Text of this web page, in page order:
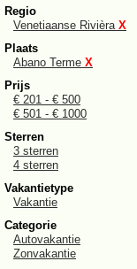
Regio
Venetiaanse Rivièra X
Plaats
Abano Terme X
Prijs
€ 201 - € 500
€ 501 - € 1000
Sterren
3 sterren
4 sterren
Vakantietype
Vakantie
Categorie
Autovakantie
Zonvakantie